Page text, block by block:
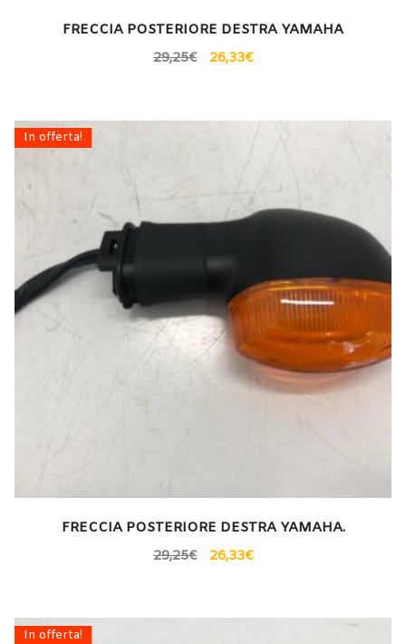
FRECCIA POSTERIORE DESTRA YAMAHA
29,25€ 26,33€
In offerta!
FRECCIA POSTERIORE DESTRA YAMAHA.
29,25€ 26,33€
In offerta!